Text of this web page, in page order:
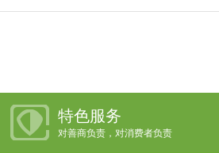
特色服务
对善商负责，对消费者负责